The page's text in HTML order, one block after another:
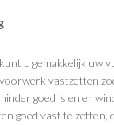
u gemakkelijk uw
vastzetten
goed is en er
goed vast te zetten,